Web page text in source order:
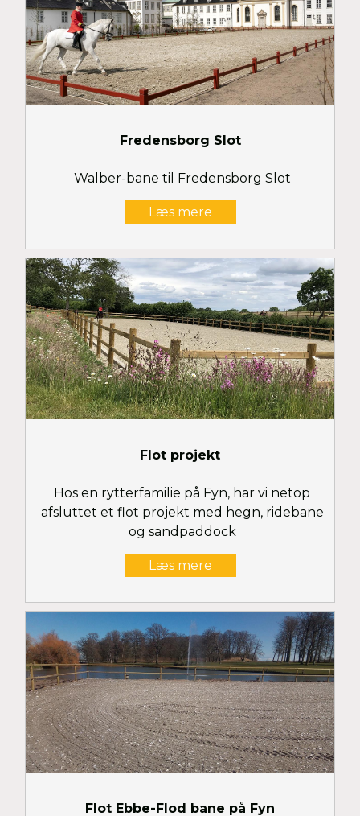
Fredensborg Slot
Walber-bane til Fredensborg Slot
Læs mere
Flot projekt
Hos en rytterfamilie på Fyn, har vi netop
afsluttet et flot projekt med hegn, ridebane
og sandpaddock
Læs mere
Flot Ebbe-Flod bane på Fyn